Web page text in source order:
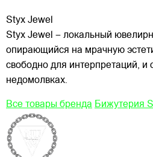
Styx Jewel
Styx Jewel – локальный
опирающийся на мрачную
свободно для интерпретаций, и
недомолвках.
Все товары бренда Бижутерия